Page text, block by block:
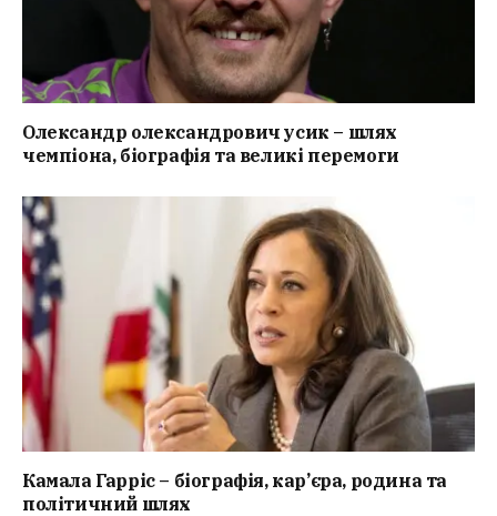
Олександр олександрович усик – шлях
чемпіона, біографія та великі перемоги
Камала Гарріс – біографія, кар’єра, родина та
політичний шлях